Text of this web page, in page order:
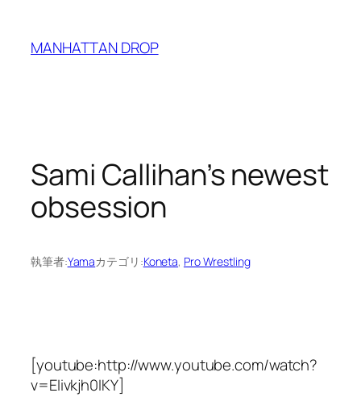
MANHATTAN DROP
Sami Callihan’s newest
obsession
執筆者:Yamaカテゴリ:Koneta, Pro Wrestling
[youtube:http://www.youtube.com/watch?
v=EIivkjh0IKY]